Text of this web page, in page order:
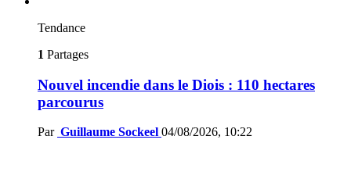
Tendance
1 Partages
Nouvel incendie dans le Diois : 110 hectares
parcourus
Par Guillaume Sockeel 04/08/2026, 10:22